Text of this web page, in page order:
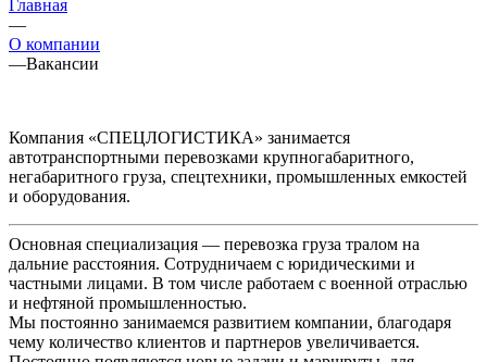
Главная
—
О компании
—Вакансии
Компания «СПЕЦЛОГИСТИКА» занимается
автотранспортными перевозками крупногабаритного,
негабаритного груза, спецтехники, промышленных емкостей
и оборудования.
Основная специализация — перевозка груза тралом на
дальние расстояния. Сотрудничаем с юридическими и
частными лицами. В том числе работаем с военной отраслью
и нефтяной промышленностью.
Мы постоянно занимаемся развитием компании, благодаря
чему количество клиентов и партнеров увеличивается.